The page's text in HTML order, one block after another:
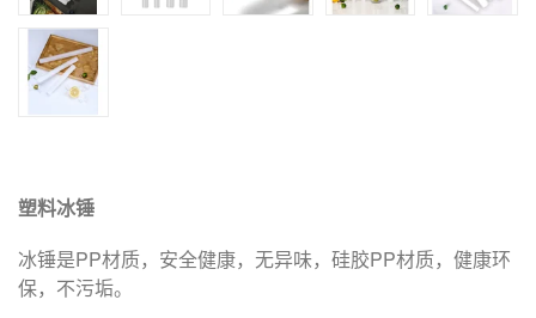
塑料冰锤
冰锤是PP材质，安全健康，无异味，硅胶PP材质，健康环
保，不污垢。